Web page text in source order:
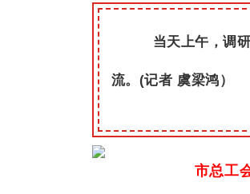
当天上午，调
流。(记者 虞梁鸿）
市总工